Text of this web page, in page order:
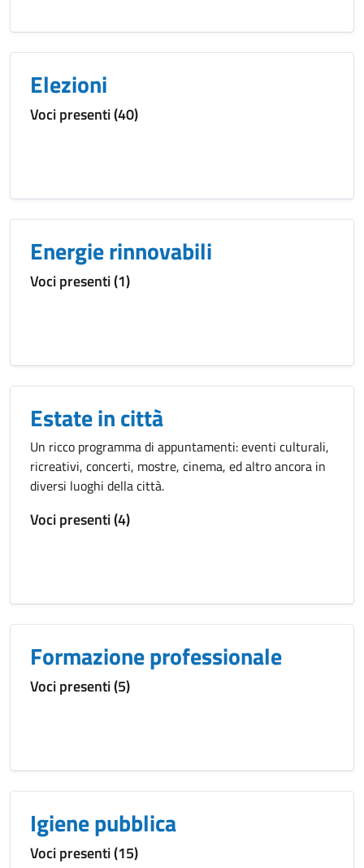
Elezioni
Voci presenti (40)
Energie rinnovabili
Voci presenti (1)
Estate in città
Un ricco programma di appuntamenti: eventi culturali,
ricreativi, concerti, mostre, cinema, ed altro ancora in
diversi luoghi della città.
Voci presenti (4)
Formazione professionale
Voci presenti (5)
Igiene pubblica
Voci presenti (15)